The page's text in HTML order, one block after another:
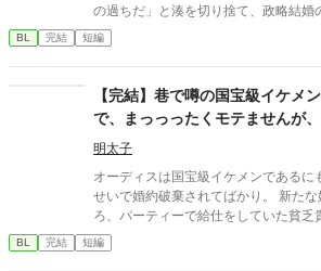
の過ちだ」と湊を切り捨て、政略結婚
を選んだ。 深く傷ついた湊は、彼の前から姿を消す。 数か月後―
―。 湊の身体は、これまで誰も知らなかった希少な『遅咲きΩ』
たと知る。 「戻ってきてくれ」 今さら必死に追いかけてくる玲
司。 だが湊の隣には、自分を支え続けてくれた医師のα・神崎伊
織がいた。 「あなたは俺を捨てたでしょう」 後悔に苦しむα、執
着する第二のα、そして希少Ωを巡る陰謀。 もう二度と傷
くないΩが最後に選ぶ相手とは――。 捨てた側の後悔と執着が加
速する、すれ違いオメガバースBL。
BL 完結 短編
【完結】巷で噂の国宝級イケメ
で、まっっったくモテませんが
した。
明太子
オーディスは国宝級イケメンであるに
せいで婚約破棄されてばかり。 新た
ろ、パーティーで給仕をしていた貧乏
い、一目惚れしてしまう。 しかし、
ィスのアプローチは空回りするわ、前
BL 完結 短編